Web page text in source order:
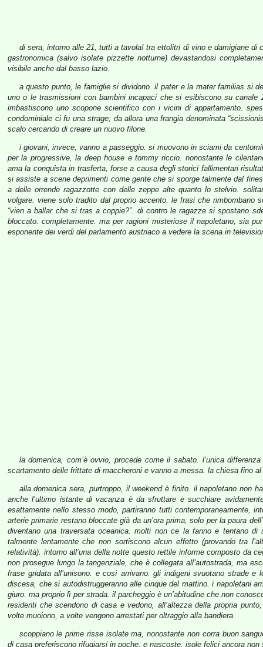
di sera, intorno alle 21, tutti a tavola! tra ettolitri di vino e damigiane
gastronomica (salvo isolate pizzette notturne) devastandosi
visibile anche dal basso lazio.
a questo punto, le famiglie si dividono. il pater e la mater familias si
uno o le trasmissioni con bambini incapaci che si esibiscono su
imbastiscono uno scopone scientifico con i vicini di appartamento.
condominiale ci fu una strage; da allora una frangia denominata
scalo cercando di creare un nuovo filone.
i giovani, invece, vanno a passeggio. si muovono in sciami da
per la progressive, la deep house e tommy riccio. nonostante le
ama la conquista in trasferta, forse a causa degli storici fallimentari
si assiste a scene deprimenti come gente che si sporge talmente dal
a delle orrende ragazzotte con delle zeppe alte quanto lo stelvio.
volgare. viene solo tradito dal proprio accento. le frasi che rimbombano
“vien a ballar che si tras a coppie?”. di contro le ragazze si spostano
bloccato. completamente. ma per ragioni misteriose il napoletano, sia
esponente dei verdi del parlamento austriaco a vedere la scena in
la domenica, com’è ovvio, procede come il sabato. l’unica
scartamento delle frittate di maccheroni e vanno a messa. la chiesa fino
alla domenica sera, purtroppo, il weekend è finito. il napoletano non
anche l’ultimo istante di vacanza è da sfruttare e succhiare
esattamente nello stesso modo, partiranno tutti contemporaneamente,
arterie primarie restano bloccate già da un’ora prima, solo per la paura
diventano una traversata oceanica. molti non ce la fanno e tentano
talmente lentamente che non sortiscono alcun effetto (provando tra
relatività). intorno all’una della notte questo rettile informe composto da
non prosegue lungo la tangenziale, che è collegata all’autostrada, ma
frase gridata all’unisono. e così arrivano. gli indigeni svuotano strade
discesa, che si autodistruggeranno alle cinque del mattino. i napoletani
giuro. ma proprio lì per strada. il parcheggio è un’abitudine che non
residenti che scendono di casa e vedono, all’altezza della propria
volte muoiono, a volte vengono arrestati per oltraggio alla bandiera.
scoppiano le prime risse isolate ma, nonostante non corra buon
di casa preferiscono rifugiarsi in poche, e nascoste, isole felici ancora